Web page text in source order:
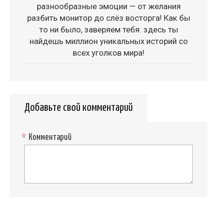
разнообразные эмоции — от желания
разбить монитор до слёз восторга! Как бы
то ни было, заверяем тебя: здесь ты
найдешь миллион уникальных историй со
всех уголков мира!
Добавьте свой комментарий
Комментарий
*